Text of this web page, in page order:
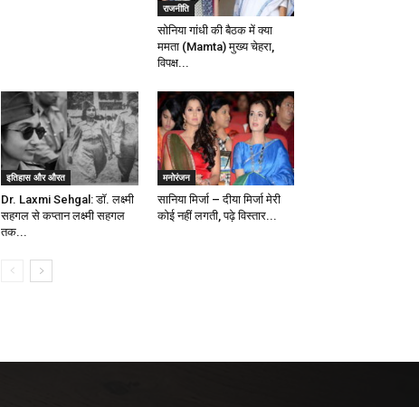
राजनीति
सोनिया गांधी की बैठक में क्या
ममता (Mamta) मुख्य चेहरा,
विपक्ष...
इतिहास और औरत
Dr. Laxmi Sehgal: डॉ. लक्ष्मी
सहगल से कप्तान लक्ष्मी सहगल
तक...
मनोरंजन
सानिया मिर्जा – दीया मिर्जा मेरी
कोई नहीं लगती, पढ़े विस्तार...